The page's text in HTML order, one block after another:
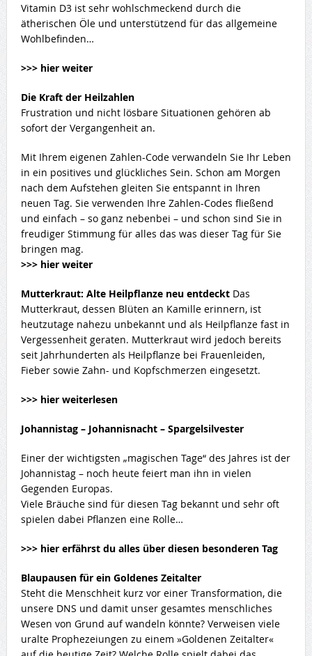
Vitamin D3 ist sehr wohlschmeckend durch die
ätherischen Öle und unterstützend für das allgemeine
Wohlbefinden…
>>> hier weiter
Die Kraft der Heilzahlen
Frustration und nicht lösbare Situationen gehören ab
sofort der Vergangenheit an.
Mit Ihrem eigenen Zahlen-Code verwandeln Sie Ihr Leben
in ein positives und glückliches Sein. Schon am Morgen
nach dem Aufstehen gleiten Sie entspannt in Ihren
neuen Tag. Sie verwenden Ihre Zahlen-Codes fließend
und einfach – so ganz nebenbei – und schon sind Sie in
freudiger Stimmung für alles das was dieser Tag für Sie
bringen mag.
>>> hier weiter
Mutterkraut: Alte Heilpflanze neu entdeckt Das
Mutterkraut, dessen Blüten an Kamille erinnern, ist
heutzutage nahezu unbekannt und als Heilpflanze fast in
Vergessenheit geraten. Mutterkraut wird jedoch bereits
seit Jahrhunderten als Heilpflanze bei Frauenleiden,
Fieber sowie Zahn- und Kopfschmerzen eingesetzt.
>>> hier weiterlesen
Johannistag – Johannisnacht – Spargelsilvester
Einer der wichtigsten „magischen Tage“ des Jahres ist der
Johannistag – noch heute feiert man ihn in vielen
Gegenden Europas.
Viele Bräuche sind für diesen Tag bekannt und sehr oft
spielen dabei Pflanzen eine Rolle…
>>> hier erfährst du alles über diesen besonderen Tag
Blaupausen für ein Goldenes Zeitalter
Steht die Menschheit kurz vor einer Transformation, die
unsere DNS und damit unser gesamtes menschliches
Wesen von Grund auf wandeln könnte? Verweisen viele
uralte Prophezeiungen zu einem »Goldenen Zeitalter«